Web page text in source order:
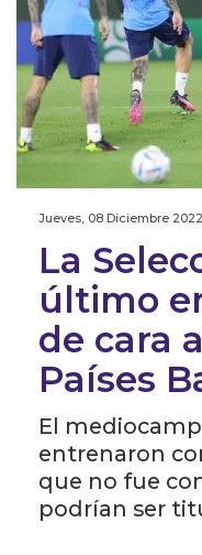
Jueves, 08 Diciembre
La
último
de cara
Países
El
entrenaron
que no fue
podrían ser